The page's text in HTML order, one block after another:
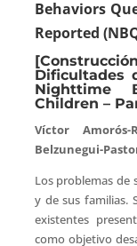
Behaviors
Reported
Dificultades
Nighttime
Children –
Víctor Amorós-
Belzunegui-
Los problemas de
y de sus familias.
existentes
como objetivo